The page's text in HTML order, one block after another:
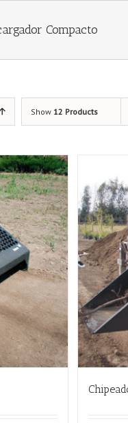
Compacto
Show 12 Products